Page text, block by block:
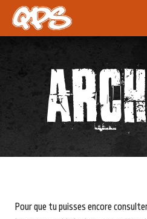
Pour que tu puisses encore